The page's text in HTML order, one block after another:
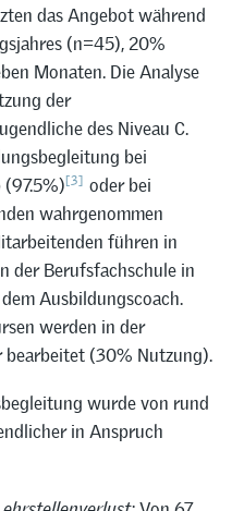
das Angebot während
(n=45), 20%
Monaten. Die Analyse
der
des Niveau C.
bei
[3] oder bei
wahrgenommen
führen in
der Berufsfachschule in
Ausbildungscoach.
werden in der
(30% Nutzung).
wurde von rund
in Anspruch